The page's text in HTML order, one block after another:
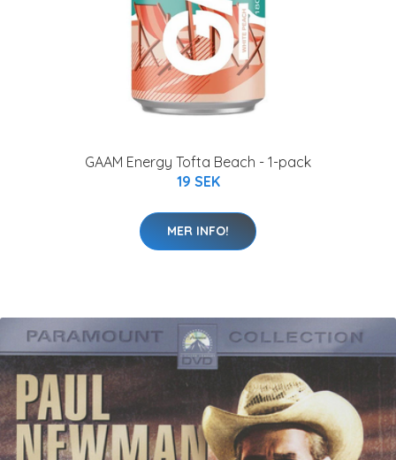
GAAM Energy Tofta Beach - 1-pack
19 SEK
MER INFO!